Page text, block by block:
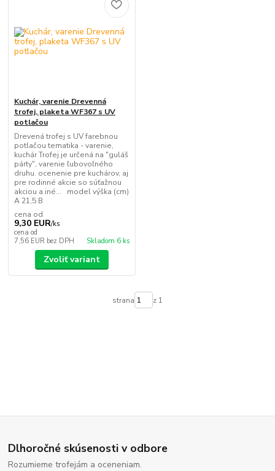
Kuchár, varenie Drevenná
trofej, plaketa WF367 s UV
potlačou
Drevená trofej s UV farebnou
potlačou tematika - varenie,
kuchár Trofej je určená na "guláš
párty", varenie ľubovoľného
druhu. ocenenie pre kuchárov, aj
pre rodinné akcie so súťažnou
akciou a iné... model výška (cm)
A 21,5 B
cena od
9,30 EUR/ks
cena od
7,56 EUR bez DPH Skladom 6 ks
Zvoliť variant
strana z 1
Dlhoročné skúsenosti v odbore
Rozumieme trofejám a oceneniam.